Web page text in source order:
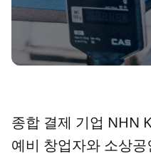
종합 결제 기업 NHN
예비 창업자와 소상